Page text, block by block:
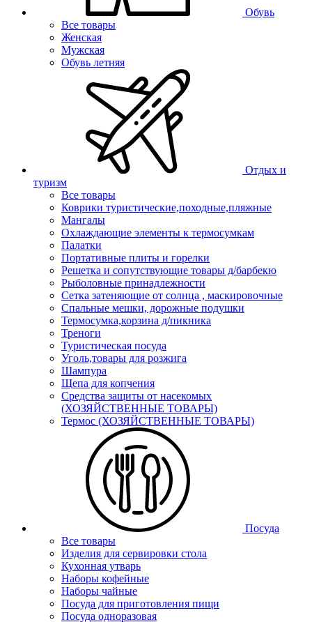
Обувь
Все товары
Женская
Мужская
Обувь летняя
Отдых и
туризм
Все товары
Коврики туристические,походные,пляжные
Мангалы
Охлаждающие элементы к термосумкам
Палатки
Портативные плиты и горелки
Решетка и сопутствующие товары д/барбекю
Рыболовные принадлежности
Сетка затеняющие от солнца , маскировочные
Спальные мешки, дорожные подушки
Термосумка,корзина д/пикника
Треноги
Туристическая посуда
Уголь,товары для розжига
Шампура
Щепа для копчения
Средства защиты от насекомых
(ХОЗЯЙСТВЕННЫЕ ТОВАРЫ)
Термос (ХОЗЯЙСТВЕННЫЕ ТОВАРЫ)
Посуда
Все товары
Изделия для сервировки стола
Кухонная утварь
Наборы кофейные
Наборы чайные
Посуда для приготовления пищи
Посуда одноразовая